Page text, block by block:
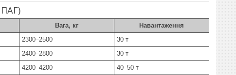
Вага, кг
Навантаження
2300–2500
30 т
2400–2800
30 т
4200–4200
40–50 т